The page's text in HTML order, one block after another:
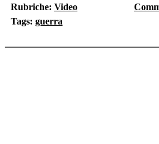
Rubriche: Video
Tags: guerra